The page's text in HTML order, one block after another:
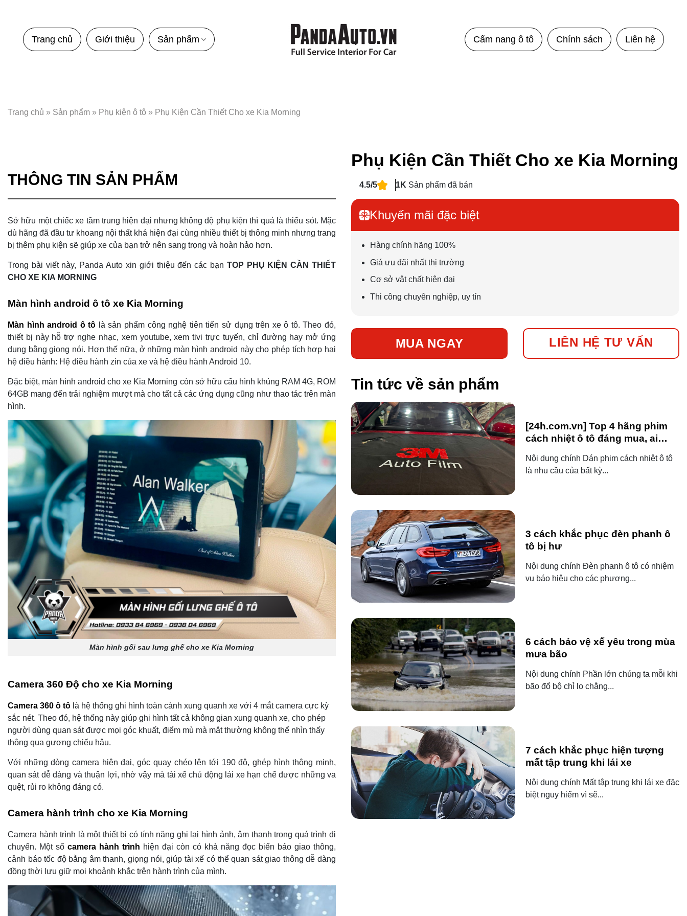
Trang chủ Giới thiệu Sản phẩm Cẩm nang ô tô Chính sách Liên hệ
Trang chủ » Sản phẩm » Phụ kiện ô tô » Phụ Kiện Cần Thiết Cho xe Kia Morning
THÔNG TIN SẢN PHẨM
Sở hữu một chiếc xe tầm trung hiện đại nhưng không độ phụ kiện thì quả là thiếu sót. Mặc
dù hãng đã đầu tư khoang nội thất khá hiện đại cùng nhiều thiết bị thông minh nhưng trang
bị thêm phụ kiện sẽ giúp xe của bạn trở nên sang trọng và hoàn hảo hơn.
Trong bài viết này, Panda Auto xin giới thiệu đến các bạn TOP PHỤ KIỆN CẦN THIẾT
CHO XE KIA MORNING
Màn hình android ô tô xe Kia Morning
Màn hình android ô tô là sản phẩm công nghệ tiên tiến sử dụng trên xe ô tô. Theo đó,
thiết bị này hỗ trợ nghe nhạc, xem youtube, xem tivi trực tuyến, chỉ đường hay mở ứng
dụng bằng giọng nói. Hơn thế nữa, ở những màn hình android này cho phép tích hợp hai
hệ điều hành: Hệ điều hành zin của xe và hệ điều hành Android 10.
Đặc biệt, màn hình android cho xe Kia Morning còn sở hữu cấu hình khủng RAM 4G, ROM
64GB mang đến trải nghiệm mượt mà cho tất cả các ứng dụng cũng như thao tác trên màn
hình.
Màn hình gối sau lưng ghế cho xe Kia Morning
Camera 360 Độ cho xe Kia Morning
Camera 360 ô tô là hệ thống ghi hình toàn cảnh xung quanh xe với 4 mắt camera cực kỳ
sắc nét. Theo đó, hệ thống này giúp ghi hình tất cả không gian xung quanh xe, cho phép
người dùng quan sát được mọi góc khuất, điểm mù mà mắt thường không thể nhìn thấy
thông qua gương chiếu hậu.
Với những dòng camera hiện đại, góc quay chéo lên tới 190 độ, ghép hình thông minh,
quan sát dễ dàng và thuận lợi, nhờ vậy mà tài xế chủ động lái xe hạn chế được những va
quệt, rủi ro không đáng có.
Camera hành trình cho xe Kia Morning
Camera hành trình là một thiết bị có tính năng ghi lại hình ảnh, âm thanh trong quá trình di
chuyển. Một số camera hành trình hiện đại còn có khả năng đọc biến báo giao thông,
cảnh báo tốc độ bằng âm thanh, giọng nói, giúp tài xế có thể quan sát giao thông dễ dàng
đồng thời lưu giữ mọi khoảnh khắc trên hành trình của mình.
Phụ Kiện Cần Thiết Cho xe Kia Morning
4.5/5 1K Sản phẩm đã bán
Khuyến mãi đặc biệt
Hàng chính hãng 100%
Giá ưu đãi nhất thị trường
Cơ sở vật chất hiện đại
Thi công chuyên nghiệp, uy tín
MUA NGAY LIÊN HỆ TƯ VẤN
Tin tức về sản phẩm
[24h.com.vn] Top 4 hãng phim
cách nhiệt ô tô đáng mua, ai
Nội dung chính Dán phim cách nhiệt ô tô
là nhu cầu của bất kỳ...
3 cách khắc phục đèn phanh ô
tô bị hư
Nội dung chính Đèn phanh ô tô có nhiệm
vụ báo hiệu cho các phương...
6 cách bảo vệ xế yêu trong mùa
mưa bão
Nội dung chính Phần lớn chúng ta mỗi khi
bão đổ bộ chỉ lo chằng...
7 cách khắc phục hiện tượng
mất tập trung khi lái xe
Nội dung chính Mất tập trung khi lái xe đặc
biệt nguy hiểm vì sẽ...